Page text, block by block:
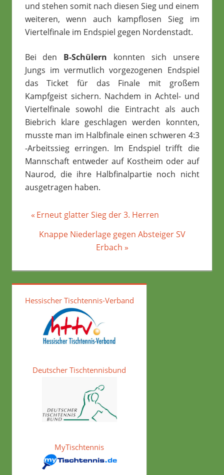
und stehen somit nach diesen Sieg und einem
weiteren, wenn auch kampflosen Sieg im
Viertelfinale im Endspiel gegen Nordenstadt.
Bei den B-Schülern konnten sich unsere
Jungs im vermutlich vorgezogenen Endspiel
das Ticket für das Finale mit großem
Kampfgeist sichern. Nachdem in Achtel- und
Viertelfinale sowohl die Eintracht als auch
Biebrich klare geschlagen werden konnten,
musste man im Halbfinale einen schweren 4:3
-Arbeitssieg erringen. Im Endspiel trifft die
Mannschaft entweder auf Kostheim oder auf
Naurod, die ihre Halbfinalpartie noch nicht
ausgetragen haben.
Beitragsnavigation
Vorheriger
Erneut glatter Sieg der 3. Herren
Nächster
Knappe Niederlage gegen Absteiger SV
Erbach
Hessischer Tischtennis-Verband
Deutscher Tischtennisbund
MyTischtennis